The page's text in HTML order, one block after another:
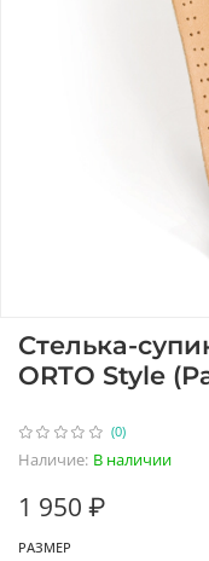
(0)
Наличие: В наличии
Стелька-
ORTO Style
1 950 ₽
РАЗМЕР